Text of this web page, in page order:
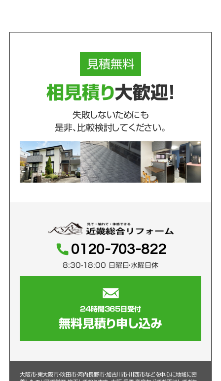
見積無料
相見積り大歓迎！
失敗しないためにも
是非、比較検討してください。
0120-703-822
8:30-18:00 日曜日・水曜日休
24時間365日受付
無料見積り申し込み
大阪市・東大阪市・吹田市・河内長野市・加古川市・川西市などを中心に地域に密